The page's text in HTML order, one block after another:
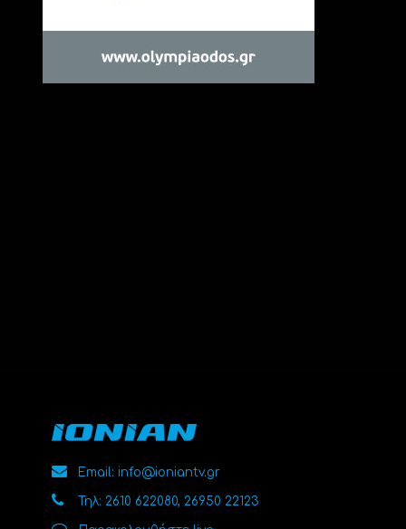
Email: info@ioniantv.gr
Τηλ: 2610 622080, 26950 22123